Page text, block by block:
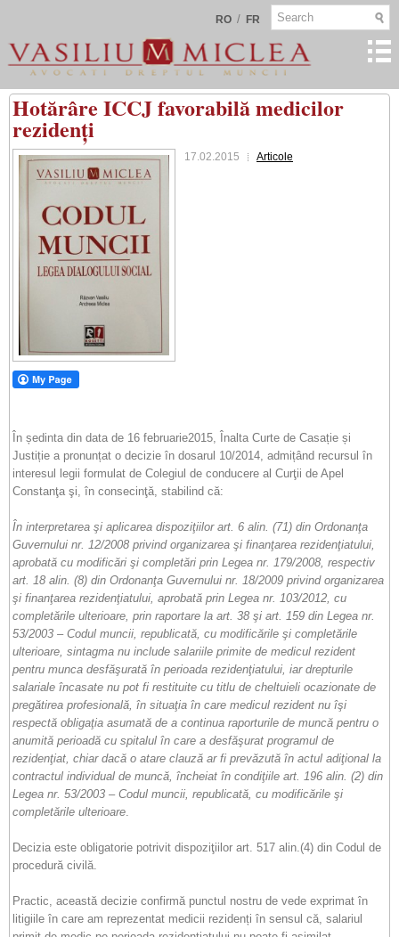
RO / FR
Hotărâre ICCJ favorabilă medicilor
rezidenți
17.02.2015 Articole
În ședinta din data de 16 februarie2015, Înalta Curte de Casație și
Justiție a pronunțat o decizie în dosarul 10/2014, admițând recursul în
interesul legii formulat de Colegiul de conducere al Curţii de Apel
Constanţa şi, în consecinţă, stabilind că:
În interpretarea şi aplicarea dispoziţiilor art. 6 alin. (71) din Ordonanţa
Guvernului nr. 12/2008 privind organizarea şi finanţarea rezidenţiatului,
aprobată cu modificări şi completări prin Legea nr. 179/2008, respectiv
art. 18 alin. (8) din Ordonanţa Guvernului nr. 18/2009 privind organizarea
şi finanţarea rezidenţiatului, aprobată prin Legea nr. 103/2012, cu
completările ulterioare, prin raportare la art. 38 şi art. 159 din Legea nr.
53/2003 – Codul muncii, republicată, cu modificările şi completările
ulterioare, sintagma nu include salariile primite de medicul rezident
pentru munca desfăşurată în perioada rezidenţiatului, iar drepturile
salariale încasate nu pot fi restituite cu titlu de cheltuieli ocazionate de
pregătirea profesională, în situaţia în care medicul rezident nu îşi
respectă obligaţia asumată de a continua raporturile de muncă pentru o
anumită perioadă cu spitalul în care a desfăşurat programul de
rezidenţiat, chiar dacă o atare clauză ar fi prevăzută în actul adiţional la
contractul individual de muncă, încheiat în condiţiile art. 196 alin. (2) din
Legea nr. 53/2003 – Codul muncii, republicată, cu modificările şi
completările ulterioare.
Decizia este obligatorie potrivit dispoziţiilor art. 517 alin.(4) din Codul de
procedură civilă.
Practic, această decizie confirmă punctul nostru de vede exprimat în
litigiile în care am reprezentat medicii rezidenți în sensul că, salariul